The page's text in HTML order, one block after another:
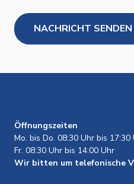
Öffnungszeiten
Mo. bis Do. 08:30 Uhr bis 17:30
Fr. 08:30 Uhr bis 14:00 Uhr
Wir bitten um telefonische